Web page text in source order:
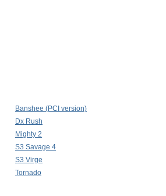
Banshee (PCI version)
Dx Rush
Mighty 2
S3 Savage 4
S3 Virge
Tornado